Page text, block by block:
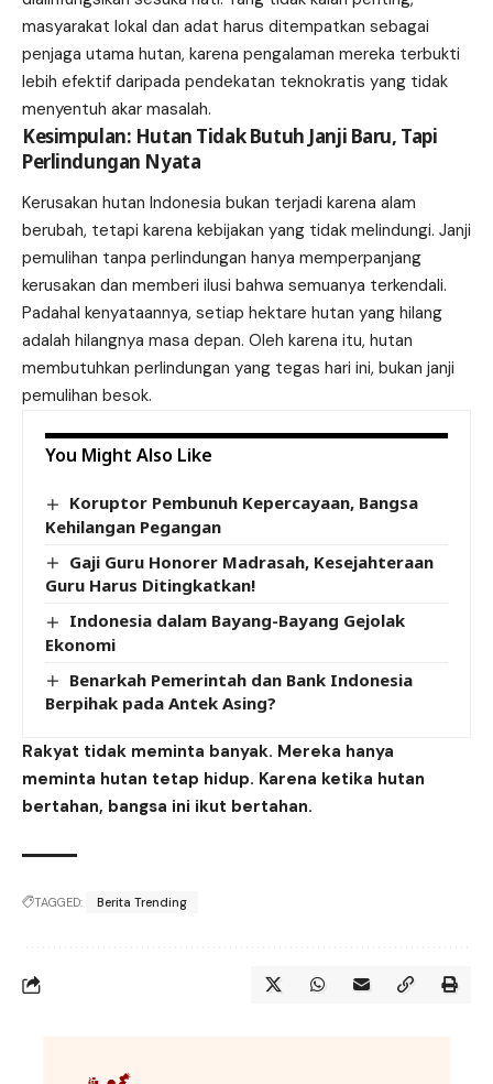
masyarakat lokal dan adat harus ditempatkan sebagai
penjaga utama hutan, karena pengalaman mereka terbukti
lebih efektif daripada pendekatan teknokratis yang tidak
menyentuh akar masalah.
Kesimpulan: Hutan Tidak Butuh Janji Baru, Tapi
Perlindungan Nyata
Kerusakan hutan Indonesia bukan terjadi karena alam
berubah, tetapi karena kebijakan yang tidak melindungi. Janji
pemulihan tanpa perlindungan hanya memperpanjang
kerusakan dan memberi ilusi bahwa semuanya terkendali.
Padahal kenyataannya, setiap hektare hutan yang hilang
adalah hilangnya masa depan. Oleh karena itu, hutan
membutuhkan perlindungan yang tegas hari ini, bukan janji
pemulihan besok.
You Might Also Like
Koruptor Pembunuh Kepercayaan, Bangsa
Kehilangan Pegangan
Gaji Guru Honorer Madrasah, Kesejahteraan
Guru Harus Ditingkatkan!
Indonesia dalam Bayang-Bayang Gejolak
Ekonomi
Benarkah Pemerintah dan Bank Indonesia
Berpihak pada Antek Asing?
Rakyat tidak meminta banyak. Mereka hanya
meminta hutan tetap hidup. Karena ketika hutan
bertahan, bangsa ini ikut bertahan.
TAGGED: Berita Trending